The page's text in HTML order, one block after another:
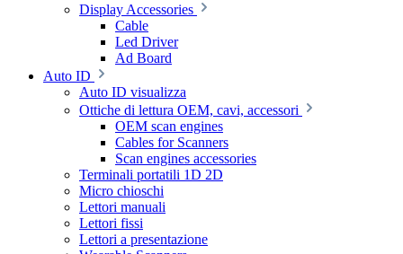
Display Accessories
Cable
Led Driver
Ad Board
Auto ID
Auto ID visualizza
Ottiche di lettura OEM, cavi, accessori
OEM scan engines
Cables for Scanners
Scan engines accessories
Terminali portatili 1D 2D
Micro chioschi
Lettori manuali
Lettori fissi
Lettori a presentazione